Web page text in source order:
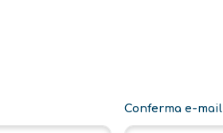
Conferma e-mail